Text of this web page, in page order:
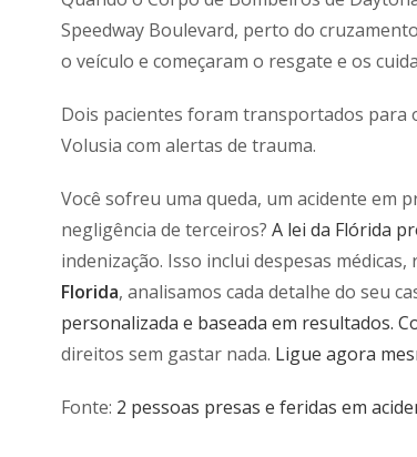
Speedway Boulevard, perto do
o veículo e começaram o resgate e os
Dois pacientes foram transportados para
Volusia com alertas de trauma.
Você sofreu uma queda, um acidente em
negligência de terceiros? A lei da Flórida
indenização. Isso inclui despesas
Florida, analisamos cada detalhe do seu
personalizada e baseada em resultados.
direitos sem gastar nada. Ligue agora
Fonte: 2 pessoas presas e feridas em